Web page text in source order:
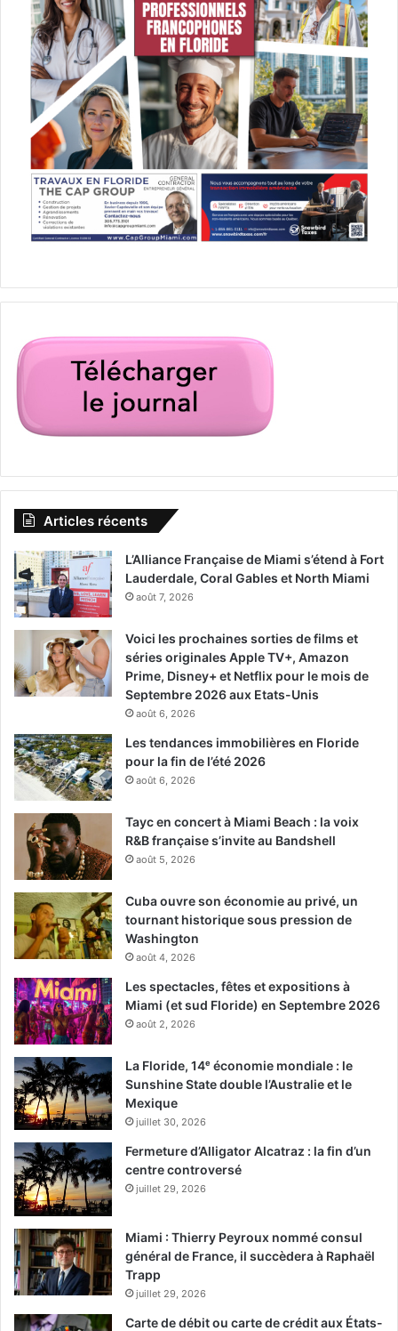
Articles récents
L’Alliance Française de Miami s’étend à Fort
Lauderdale, Coral Gables et North Miami
août 7, 2026
Voici les prochaines sorties de films et
séries originales Apple TV+, Amazon
Prime, Disney+ et Netflix pour le mois de
Septembre 2026 aux Etats-Unis
août 6, 2026
Les tendances immobilières en Floride
pour la fin de l’été 2026
août 6, 2026
Tayc en concert à Miami Beach : la voix
R&B française s’invite au Bandshell
août 5, 2026
Cuba ouvre son économie au privé, un
tournant historique sous pression de
Washington
août 4, 2026
Les spectacles, fêtes et expositions à
Miami (et sud Floride) en Septembre 2026
août 2, 2026
La Floride, 14ᵉ économie mondiale : le
Sunshine State double l’Australie et le
Mexique
juillet 30, 2026
Fermeture d’Alligator Alcatraz : la fin d’un
centre controversé
juillet 29, 2026
Miami : Thierry Peyroux nommé consul
général de France, il succèdera à Raphaël
Trapp
juillet 29, 2026
Carte de débit ou carte de crédit aux États-